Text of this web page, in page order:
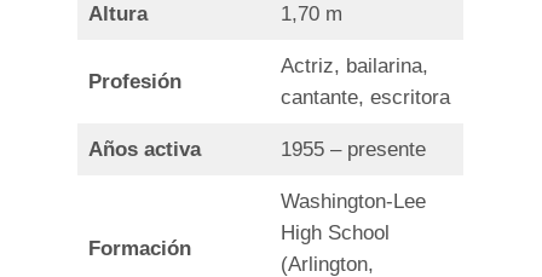
Altura 1,70 m
Profesión
Actriz, bailarina,
cantante, escritora
Años activa 1955 – presente
Formación
Washington-Lee
High School
(Arlington,